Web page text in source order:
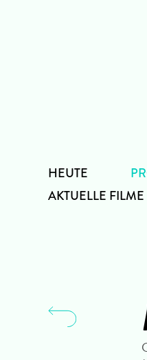
HEUTE
AKTUELLE FILME